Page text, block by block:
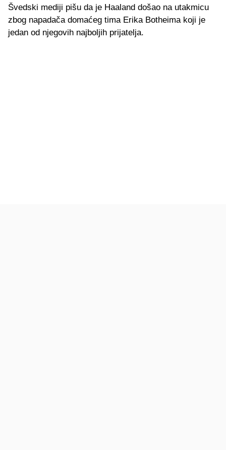
Švedski mediji pišu da je Haaland došao na utakmicu
zbog napadača domaćeg tima Erika Botheima koji je
jedan od njegovih najboljih prijatelja.